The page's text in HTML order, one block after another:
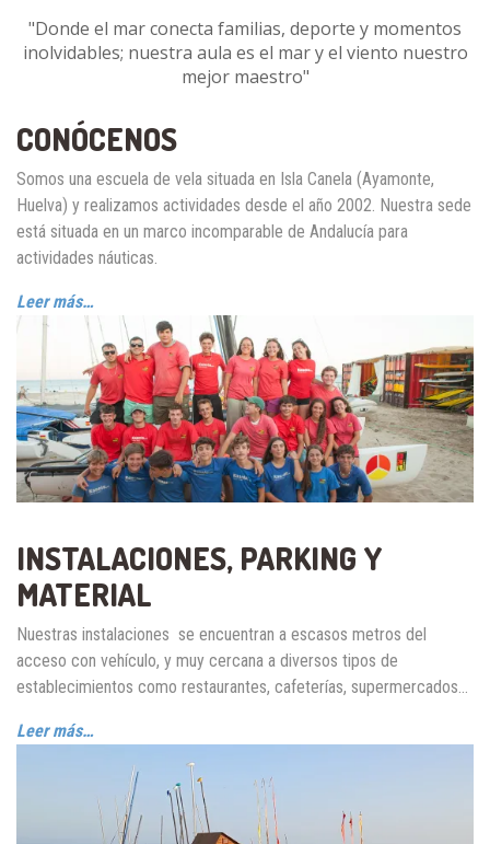
"Donde el mar conecta familias, deporte y momentos
inolvidables; nuestra aula es el mar y el viento nuestro
mejor maestro"
CONÓCENOS
Somos una escuela de vela situada en Isla Canela (Ayamonte,
Huelva) y realizamos actividades desde el año 2002. Nuestra sede
está situada en un marco incomparable de Andalucía para
actividades náuticas.
Leer más…
INSTALACIONES, PARKING Y
MATERIAL
Nuestras instalaciones se encuentran a escasos metros del
acceso con vehículo, y muy cercana a diversos tipos de
establecimientos como restaurantes, cafeterías, supermercados…
Leer más…